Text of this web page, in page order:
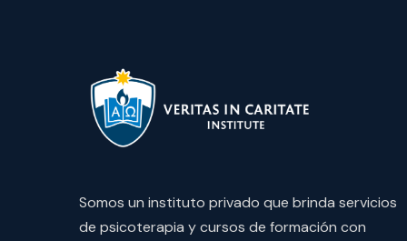
Somos un instituto privado que brinda servicios
de psicoterapia y cursos de formación con